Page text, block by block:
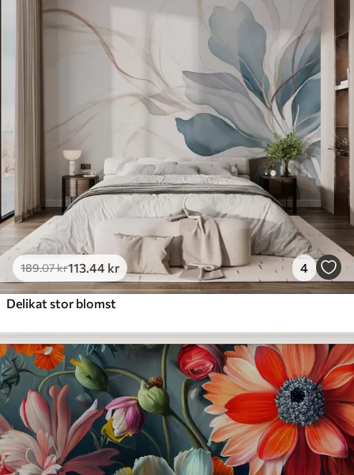
189.07kr113 .44 kr 4
Delikat stor blomst